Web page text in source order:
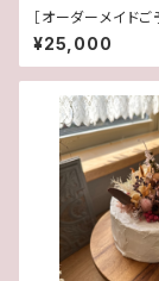
［オーダーメイドご
ラワーウェディング
¥25,000